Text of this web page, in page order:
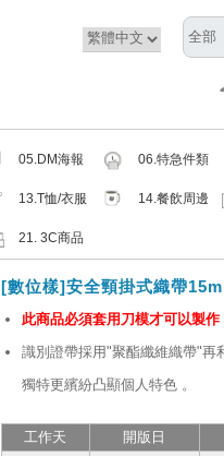
05.DM海報
06.特急件類
13.T恤/衣服
帽子配件類
14.餐飲周邊
21. 3C商品
[數位樣]安全頸掛式織帶
此商品必須套用刀模才可以製作
識別證帶採用"聚酯纖維織帶"再
獨特更繽紛凸顯個人特色 。
工作天 開版日